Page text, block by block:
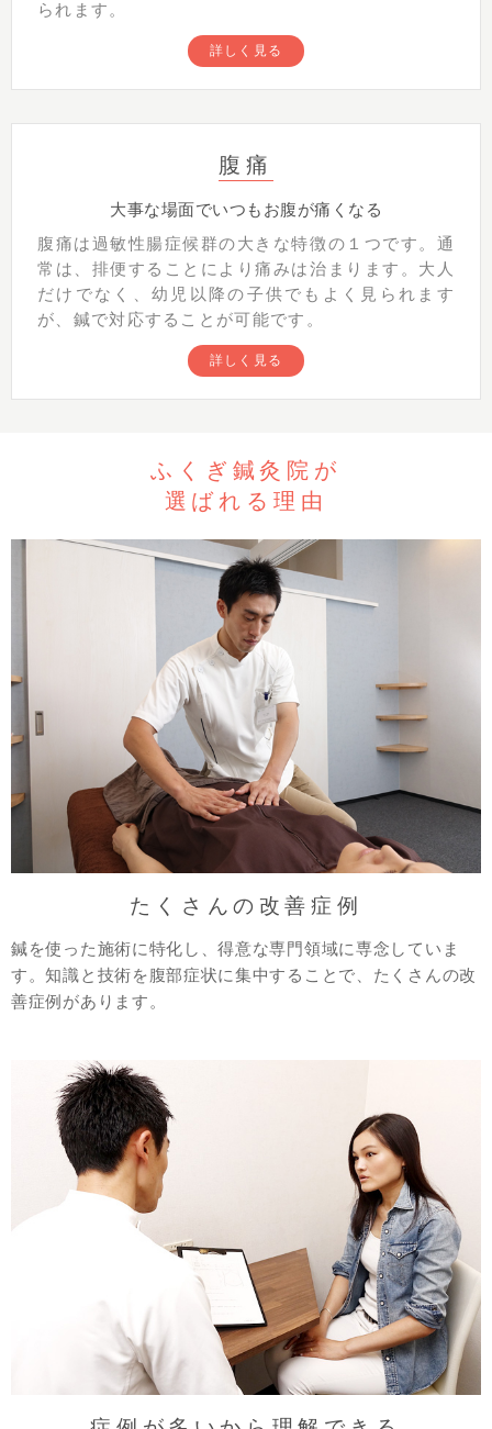
られます。
詳しく見る
腹痛
大事な場面でいつもお腹が痛くなる
腹痛は過敏性腸症候群の大きな特徴の１つです。通
常は、排便することにより痛みは治まります。大人
だけでなく、幼児以降の子供でもよく見られます
が、鍼で対応することが可能です。
詳しく見る
ふくぎ鍼灸院が
選ばれる理由
たくさんの改善症例
鍼を使った施術に特化し、得意な専門領域に専念していま
す。知識と技術を腹部症状に集中することで、たくさんの改
善症例があります。